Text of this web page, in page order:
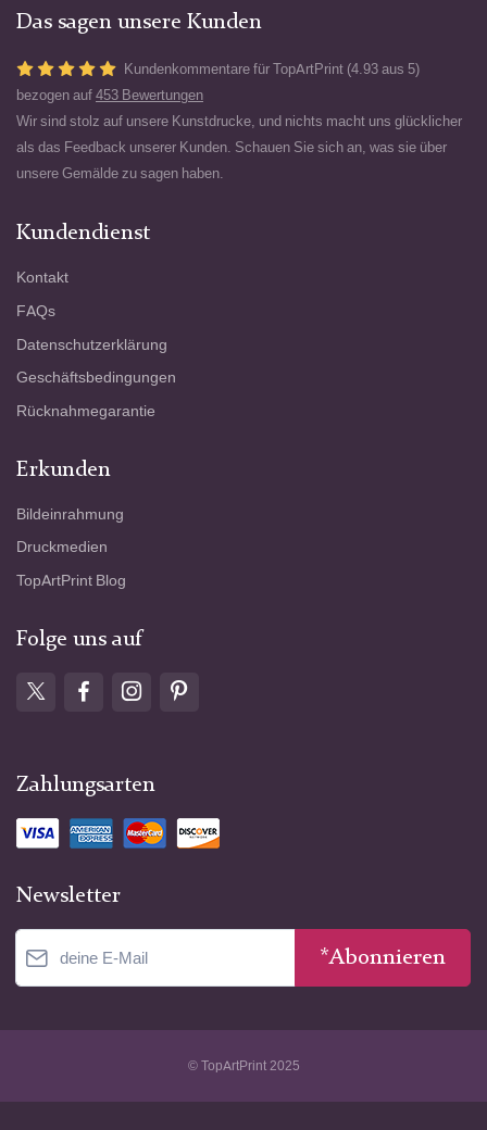
Das sagen unsere Kunden
Kundenkommentare für TopArtPrint (4.93 aus 5)
bezogen auf 453 Bewertungen
Wir sind stolz auf unsere Kunstdrucke, und nichts macht uns glücklicher
als das Feedback unserer Kunden. Schauen Sie sich an, was sie über
unsere Gemälde zu sagen haben.
Kundendienst
Kontakt
FAQs
Datenschutzerklärung
Geschäftsbedingungen
Rücknahmegarantie
Erkunden
Bildeinrahmung
Druckmedien
TopArtPrint Blog
Folge uns auf
Zahlungsarten
Newsletter
*Abonnieren
© TopArtPrint 2025